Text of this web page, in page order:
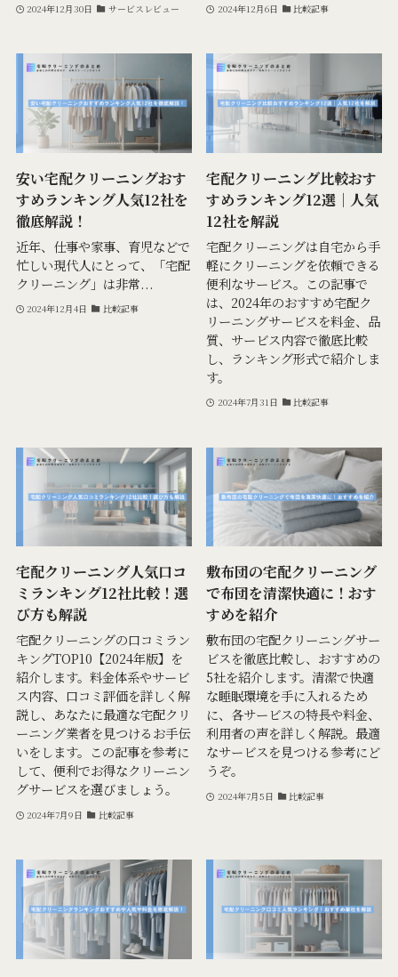
2024年12月30日 サービスレビュー 2024年12月6日 比較記事
安い宅配クリーニングおす
すめランキング人気12社を
徹底解説！
近年、仕事や家事、育児などで
忙しい現代人にとって、「宅配
クリーニング」は非常...
2024年12月4日 比較記事
宅配クリーニング比較おす
すめランキング12選｜人気
12社を解説
宅配クリーニングは自宅から手
軽にクリーニングを依頼できる
便利なサービス。この記事で
は、2024年のおすすめ宅配ク
リーニングサービスを料金、品
質、サービス内容で徹底比較
し、ランキング形式で紹介しま
す。
2024年7月31日 比較記事
宅配クリーニング人気口コ
ミランキング12社比較！選
び方も解説
宅配クリーニングの口コミラン
キングTOP10【2024年版】を
紹介します。料金体系やサービ
ス内容、口コミ評価を詳しく解
説し、あなたに最適な宅配クリ
ーニング業者を見つけるお手伝
いをします。この記事を参考に
して、便利でお得なクリーニン
グサービスを選びましょう。
2024年7月9日 比較記事
敷布団の宅配クリーニング
で布団を清潔快適に！おす
すめを紹介
敷布団の宅配クリーニングサー
ビスを徹底比較し、おすすめの
5社を紹介します。清潔で快適
な睡眠環境を手に入れるため
に、各サービスの特長や料金、
利用者の声を詳しく解説。最適
なサービスを見つける参考にど
うぞ。
2024年7月5日 比較記事